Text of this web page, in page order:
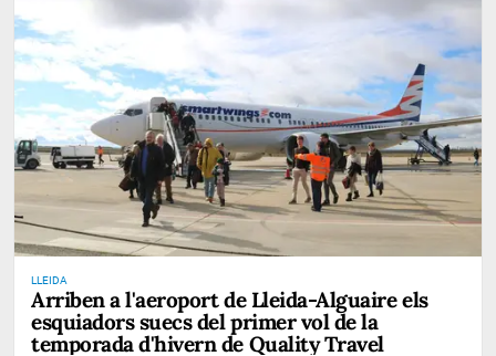
LLEIDA
Arriben a l'aeroport de Lleida-Alguaire els
esquiadors suecs del primer vol de la
temporada d'hivern de Quality Travel